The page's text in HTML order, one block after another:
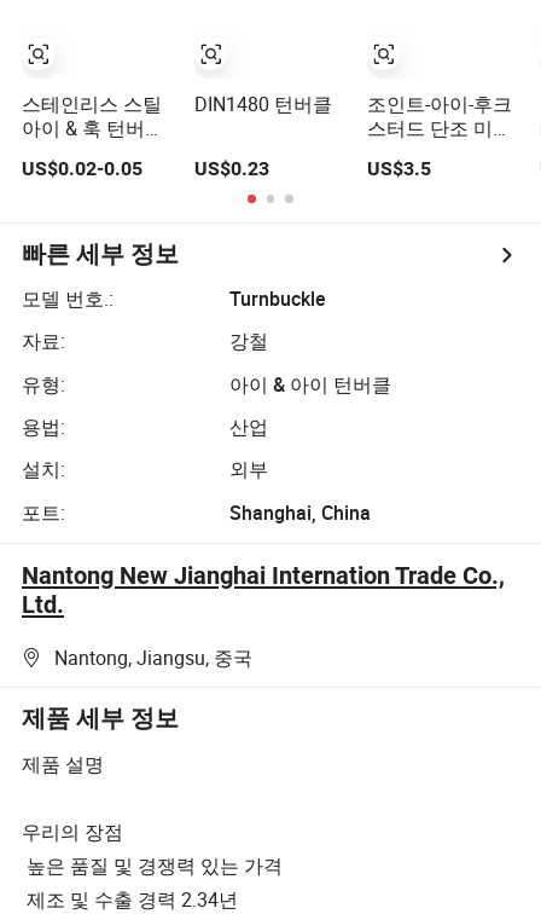
스테인리스 스틸
아이 & 훅 턴버클
정용 리깅
US$0.02-0.05
DIN1480 턴버클
US$0.23
조인트-아이-후크
스터드 단조 미국
클
US$3.5
빠른 세부 정보
모델 번호.:
Turnbuckle
자료:
강철
유형:
아이 & 아이 턴버클
용법:
산업
설치:
외부
포트:
Shanghai, China
Nantong New Jianghai Internation Trade Co.,
Ltd.
Nantong, Jiangsu, 중국
제품 세부 정보
제품 설명
우리의 장점
높은 품질 및 경쟁력 있는 가격
제조 및 수출 경력 2.34년